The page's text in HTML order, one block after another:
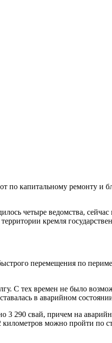
по капитальному ремонту и
четыре ведомства,
кремля
перемещения по
С тех времен не было
в аварийном
3 290 свай, причем на
можно пройти по